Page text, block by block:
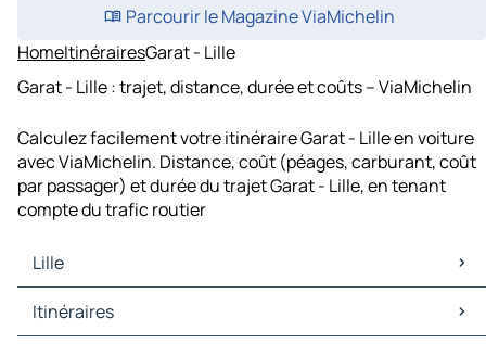
Parcourir le Magazine ViaMichelin
HomeItinérairesGarat - Lille
Garat - Lille : trajet, distance, durée et coûts – ViaMichelin
Calculez facilement votre itinéraire Garat - Lille en voiture
avec ViaMichelin. Distance, coût (péages, carburant, coût
par passager) et durée du trajet Garat - Lille, en tenant
compte du trafic routier
Lille
Lille Cartes et plans
Lille Trafic
Itinéraires